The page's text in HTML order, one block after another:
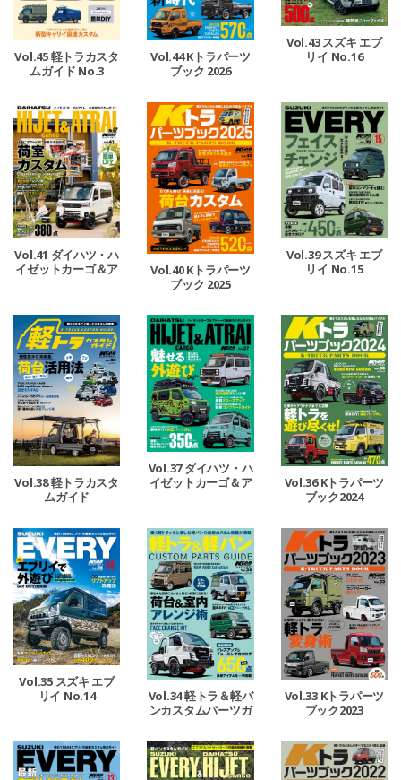
Vol.45 軽トラカスタ
ムガイド No.3
Vol.44 Kトラパーツ
ブック 2026
Vol.43 スズキ エブ
リイ No.16
Vol.41 ダイハツ・ハ
イゼットカーゴ＆ア
Vol.40 Kトラパーツ
ブック 2025
Vol.39 スズキ エブ
リイ No.15
Vol.38 軽トラカスタ
ムガイド
Vol.37 ダイハツ・ハ
イゼットカーゴ＆ア
Vol.36 Kトラパーツ
ブック2024
Vol.35 スズキ エブ
リイ No.14
Vol.34 軽トラ＆軽バ
ンカスタムパーツガ
Vol.33 Kトラパーツ
ブック2023